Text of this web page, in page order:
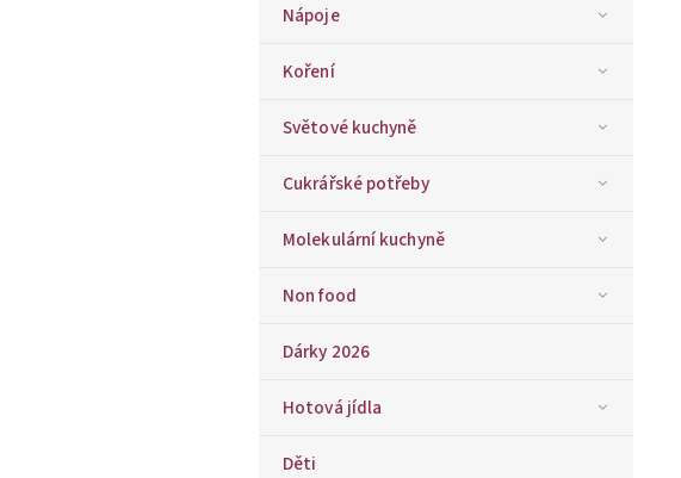
Nápoje
Koření
Světové kuchyně
Cukrářské potřeby
Molekulární kuchyně
Non food
Dárky 2026
Hotová jídla
Děti